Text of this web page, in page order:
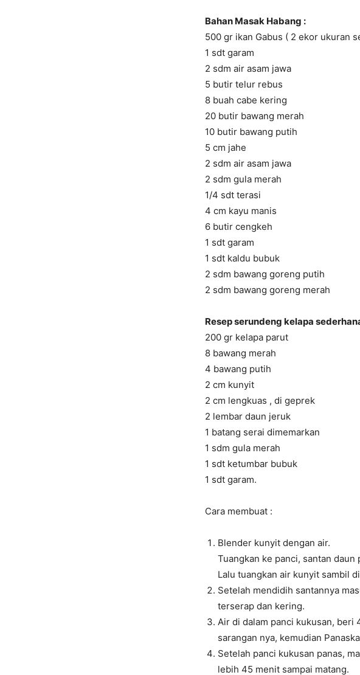
Bahan Masak Habang :
500 gr ikan Gabus ( 2 ekor ukuran
1 sdt garam
2 sdm air asam jawa
5 butir telur rebus
8 buah cabe kering
20 butir bawang merah
10 butir bawang putih
5 cm jahe
2 sdm air asam jawa
2 sdm gula merah
1/4 sdt terasi
4 cm kayu manis
6 butir cengkeh
1 sdt garam
1 sdt kaldu bubuk
2 sdm bawang goreng putih
2 sdm bawang goreng merah
Resep serundeng kelapa
200 gr kelapa parut
8 bawang merah
4 bawang putih
2 cm kunyit
2 cm lengkuas , di geprek
2 lembar daun jeruk
1 batang serai dimemarkan
1 sdm gula merah
1 sdt ketumbar bubuk
1 sdt garam.
Cara membuat :
Blender kunyit dengan air.
Tuangkan ke panci, santan daun
Lalu tuangkan air kunyit sambil
Setelah mendidih santannya
terserap dan kering.
Air di dalam panci kukusan, beri
sarangan nya, kemudian
Setelah panci kukusan panas,
lebih 45 menit sampai matang.